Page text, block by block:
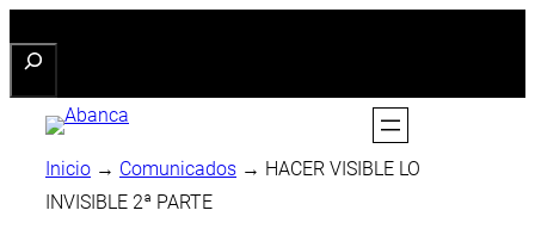
contenido
Inicio → Comunicados → HACER VISIBLE LO
INVISIBLE 2ª PARTE